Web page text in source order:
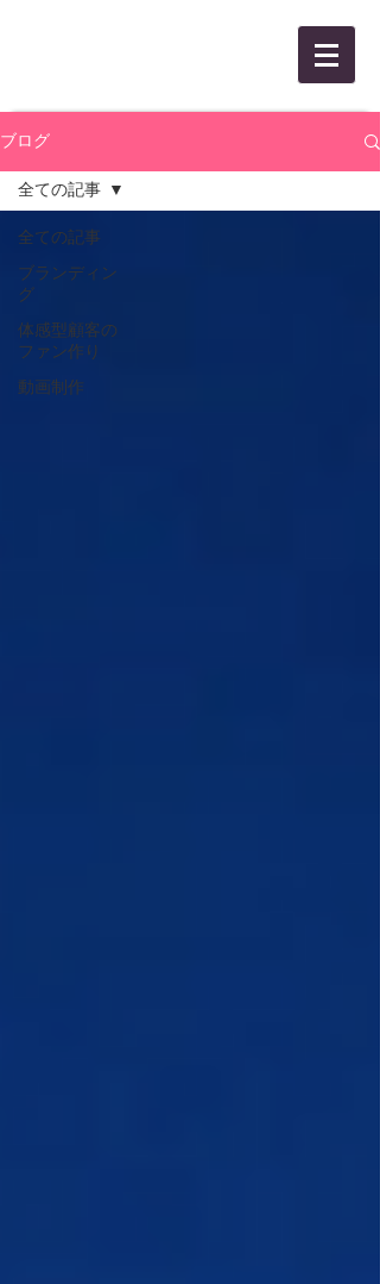
ブログ
全ての記事
ブランディン
グ
体感型顧客の
ファン作り
動画制作
全ての記事